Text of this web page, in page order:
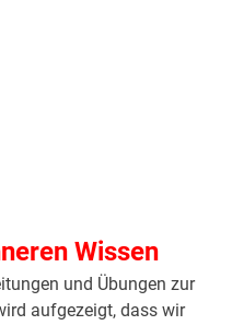
Wissen
und Übungen zur
aufgezeigt, dass wir